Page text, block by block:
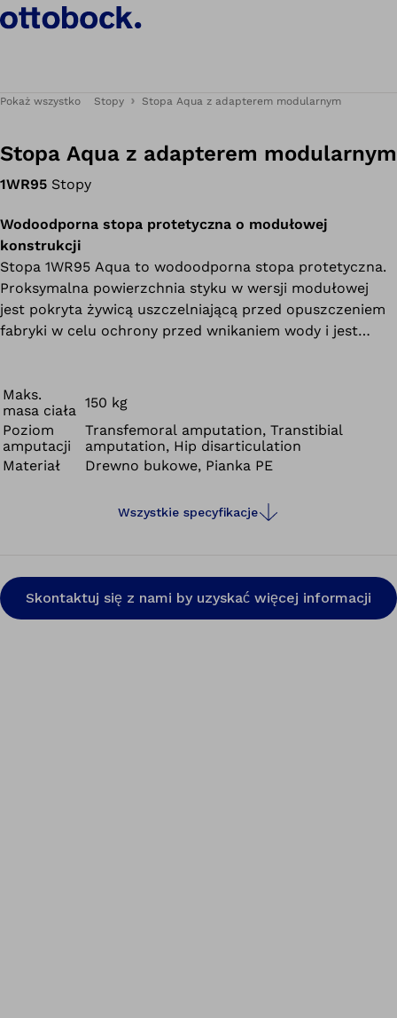
Pokaż wszystko Stopy Stopa Aqua z adapterem modularnym
Stopa Aqua z adapterem modularnym
1WR95 Stopy
Wodoodporna stopa protetyczna o modułowej
konstrukcji
Stopa 1WR95 Aqua to wodoodporna stopa protetyczna.
Proksymalna powierzchnia styku w wersji modułowej
jest pokryta żywicą uszczelniającą przed opuszczeniem
fabryki w celu ochrony przed wnikaniem wody i jest
zabezpieczony zaślepką.
Maks.
masa ciała 150 kg
Poziom
amputacji
Transfemoral amputation, Transtibial
amputation, Hip disarticulation
Materiał
Drewno bukowe, Pianka PE
Wszystkie specyfikacje
Skontaktuj się z nami by uzyskać więcej informacji